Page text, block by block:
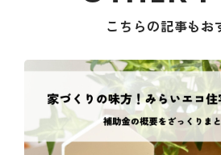
こちらの記事もお